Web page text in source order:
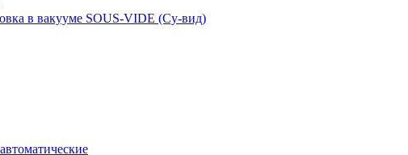
в вакууме SOUS-VIDE (Су-вид)